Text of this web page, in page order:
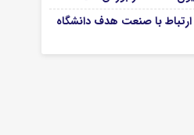
ارتباط با صنعت هدف دانشگاه